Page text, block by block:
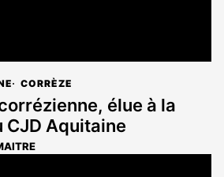
CORRÈZE
élue à la
CJD Aquitaine